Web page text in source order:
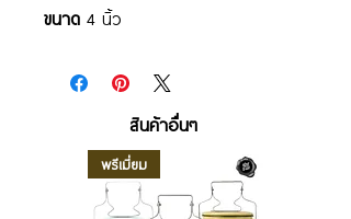
ขนาด 4 นิ้ว
สินค้าอื่นๆ
พรีเมี่ยม